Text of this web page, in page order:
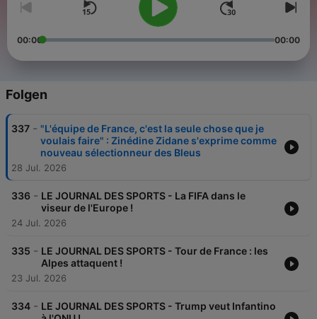
00:00 00:00
Folgen
337 - "L'équipe de France, c'est la seule chose que je
voulais faire" : Zinédine Zidane s'exprime comme
nouveau sélectionneur des Bleus
28 Jul. 2026
336 - LE JOURNAL DES SPORTS - La FIFA dans le
viseur de l'Europe !
24 Jul. 2026
335 - LE JOURNAL DES SPORTS - Tour de France : les
Alpes attaquent !
23 Jul. 2026
334 - LE JOURNAL DES SPORTS - Trump veut Infantino